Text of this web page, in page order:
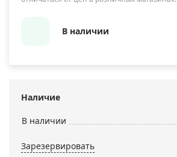
В наличии
Наличие
В наличии
Зарезервировать